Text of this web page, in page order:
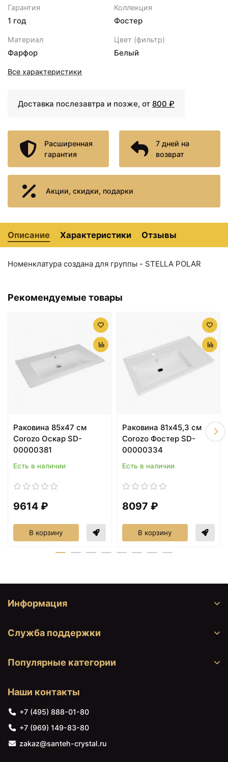
6924 ₽
Раковина 71х46,5 см
Corozo Фостер SD-
8097 ₽
Раковина 81х45,3 см
Corozo Фостер SD-
8097 ₽
00000642
11214 ₽
00000932
Гарантия
1 год
Коллекция
Фостер
Материал
Фарфор
Цвет (фильтр)
Белый
Все характеристики
Доставка послезавтра и позже, от 800 ₽
Расширенная
гарантия
7 дней на
возврат
Акции, скидки, подарки
Описание Характеристики Отзывы
Номенклатура создана для группы - STELLA POLAR
Рекомендуемые товары
Раковина 85х47 см
Corozo Оскар SD-
00000381
Есть в наличии
9614 ₽
В корзину
Раковина 81х45,3 см
Corozo Фостер SD-
00000334
Есть в наличии
8097 ₽
В корзину
Информация
Служба поддержки
Популярные категории
Наши контакты
+7 (495) 888-01-80
+7 (969) 149-83-80
zakaz@santeh-crystal.ru